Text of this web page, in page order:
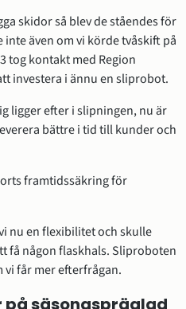
skidor så blev de ståendes för
även om vi körde tvåskift på
tog kontakt med Region
investera i ännu en sliprobot.
ligger efter i slipningen, nu är
bättre i tid till kunder och
framtidssäkring för
nu en flexibilitet och skulle
få någon flaskhals. Sliproboten
vi får mer efterfrågan.
säsongspräglad